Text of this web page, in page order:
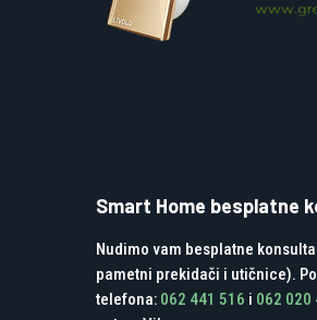
Smart Home besplatne
Nudimo vam besplatne
pametni prekidači i utičnice).
telefona: 062 441 516 i 062 020